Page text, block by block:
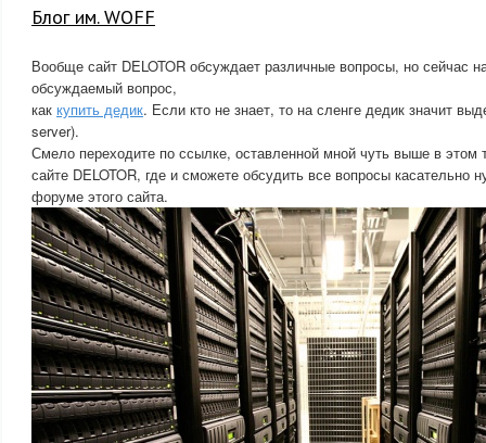
Блог им. WOFF
Вообще сайт DELOTOR обсуждает различные вопросы, но сейчас
обсуждаемый вопрос,
как купить дедик. Если кто не знает, то на сленге дедик значит
server).
Смело переходите по ссылке, оставленной мной чуть выше в этом
сайте DELOTOR, где и сможете обсудить все вопросы касательно
форуме этого сайта.